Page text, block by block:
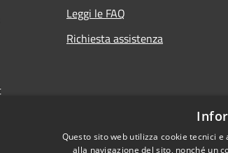
Leggi le FAQ
Richiesta assistenza
Questo sito web utilizza cookie tecnici
alla navigazione del sito, nonché un